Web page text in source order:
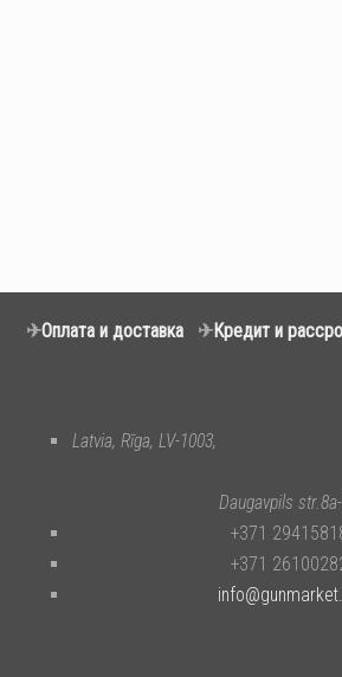
✈Оплата и доставка ✈Кредит и
Latvia, Rīga,
Daugavpils
+371
+371